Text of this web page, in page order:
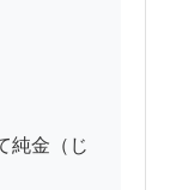
金（じ